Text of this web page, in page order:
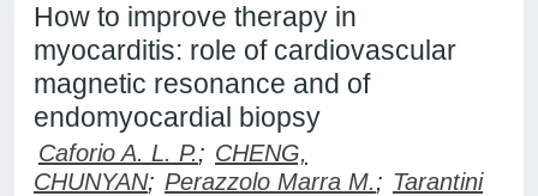
How to improve therapy in
myocarditis: role of cardiovascular
magnetic resonance and of
endomyocardial biopsy
Caforio A. L. P.; CHENG,
CHUNYAN; Perazzolo Marra M.; Tarantini